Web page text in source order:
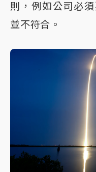
則，例如公司必
並不符合。